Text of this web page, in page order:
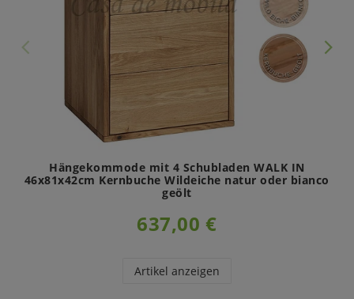
Hängekommode mit 4 Schubladen WALK IN
46x81x42cm Kernbuche Wildeiche natur oder bianco
geölt
637,00 €
Artikel anzeigen